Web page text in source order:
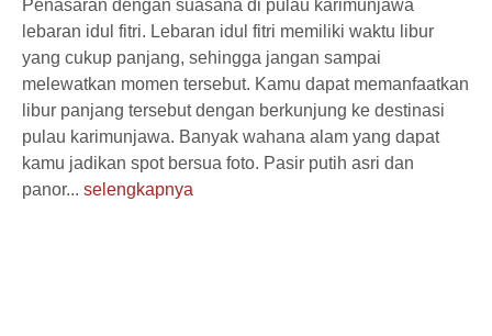
Penasaran dengan suasana di pulau karimunjawa
lebaran idul fitri. Lebaran idul fitri memiliki waktu libur
yang cukup panjang, sehingga jangan sampai
melewatkan momen tersebut. Kamu dapat memanfaatkan
libur panjang tersebut dengan berkunjung ke destinasi
pulau karimunjawa. Banyak wahana alam yang dapat
kamu jadikan spot bersua foto. Pasir putih asri dan
panor... selengkapnya